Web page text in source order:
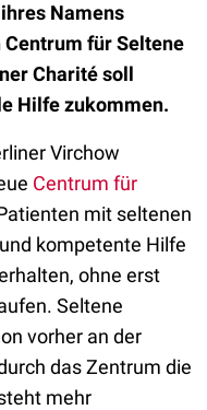
Namens
für Seltene
Charité soll
Hilfe zukommen.
Virchow
Centrum für
mit seltenen
kompetente Hilfe
ohne erst
Seltene
vorher an der
das Zentrum die
mehr